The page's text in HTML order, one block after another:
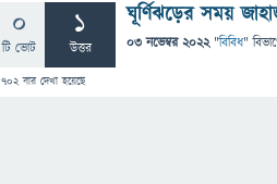
0
টি ভোট
1
উত্তর
702বার দেখা হয়েছে
ঘূর্ণিঝড়ের সময়
03 নভেম্বর 2022 "বিবিধ"